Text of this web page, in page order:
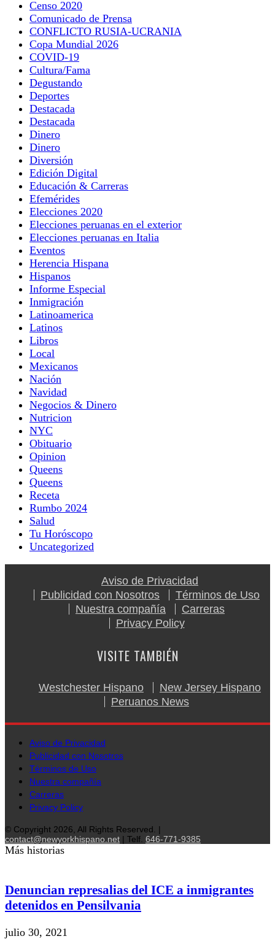
Censo 2020
Comunicado de Prensa
CONFLICTO RUSIA-UCRANIA
Copa Mundial 2026
COVID-19
Cultura/Fama
Degustando
Deportes
Destacada
Destacada
Dinero
Dinero
Diversión
Edición Digital
Educación & Carreras
Efemérides
Elecciones 2020
Elecciones peruanas en el exterior
Elecciones peruanas en Italia
Eventos
Herencia Hispana
Hispanos
Informe Especial
Inmigración
Latinoamerica
Latinos
Libros
Local
Mexicanos
Nación
Navidad
Negocios & Dinero
Nutricion
NYC
Obituario
Opinion
Queens
Queens
Receta
Rumbo 2024
Salud
Tu Horóscopo
Uncategorized
Aviso de Privacidad
Publicidad con Nosotros
Términos de Uso
Nuestra compañía
Carreras
Privacy Policy
VISITE TAMBIÉN
Westchester Hispano
New Jersey Hispano
Peruanos News
Aviso de Privacidad
Publicidad con Nosotros
Términos de Uso
Nuestra compañía
Carreras
Privacy Policy
© Copyright 2026, All Rights Reserved. |
contact@newyorkhispano.net | Telf. 646-771-9385
Más historias
Denuncian represalias del ICE a inmigrantes
detenidos en Pensilvania
julio 30, 2021